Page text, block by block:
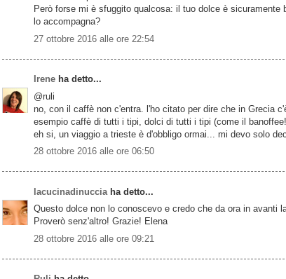
Però forse mi è sfuggito qualcosa: il tuo dolce è
lo accompagna?
27 ottobre 2016 alle ore 22:54
Irene ha detto...
@ruli
no, con il caffè non c'entra. l'ho citato per dire che in Grecia
esempio caffè di tutti i tipi, dolci di tutti i tipi (come il
eh si, un viaggio a trieste è d'obbligo ormai... mi devo solo
28 ottobre 2016 alle ore 06:50
lacucinadinuccia ha detto...
Questo dolce non lo conoscevo e credo che da ora in avanti
Proverò senz'altro! Grazie! Elena
28 ottobre 2016 alle ore 09:21